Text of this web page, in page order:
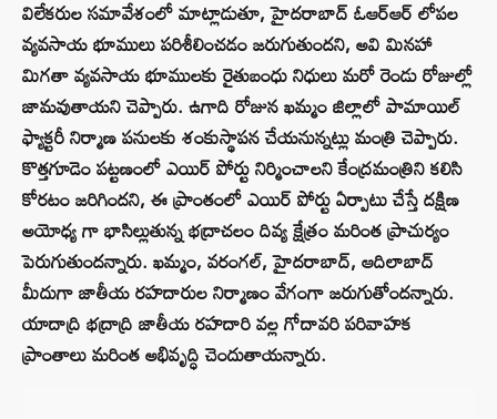
విలేకరుల సమావేశంలో మాట్లాడుతూ, హైదరాబాద్ ఓఆర్ఆర్ లోపల
వ్యవసాయ భూములు పరిశీలించడం జరుగుతుందని, అవి మినహా
మిగతా వ్యవసాయ భూములకు రైతుబంధు నిధులు మరో రెండు రోజుల్లో
జామవుతాయని చెప్పారు. ఉగాది రోజున ఖమ్మం జిల్లాలో పామాయిల్
ఫ్యాక్టరీ నిర్మాణ పనులకు శంకుస్థాపన చేయనున్నట్లు మంత్రి చెప్పారు.
కొత్తగూడెం పట్టణంలో ఎయిర్ పోర్టు నిర్మించాలని కేంద్రమంత్రిని కలిసి
కోరటం జరిగిందని, ఈ ప్రాంతంలో ఎయిర్ పోర్టు ఏర్పాటు చేస్తే దక్షిణ
అయోధ్య గా భాసిల్లుతున్న భద్రాచలం దివ్య క్షేత్రం మరింత ప్రాచుర్యం
పెరుగుతుందన్నారు. ఖమ్మం, వరంగల్, హైదరాబాద్, ఆదిలాబాద్
మీదుగా జాతీయ రహదారుల నిర్మాణం వేగంగా జరుగుతోందన్నారు.
యాదాద్రి భద్రాద్రి జాతీయ రహదారి వల్ల గోదావరి పరివాహక
ప్రాంతాలు మరింత అభివృద్ధి చెందుతాయన్నారు.